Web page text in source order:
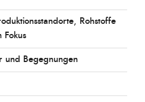
Rohstoffe
Fokus
und Begegnungen